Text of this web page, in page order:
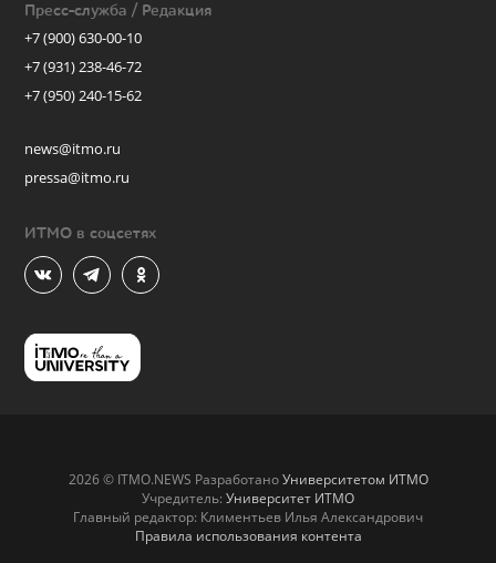
Пресс-служба / Редакция
+7 (900) 630-00-10
+7 (931) 238-46-72
+7 (950) 240-15-62
news@itmo.ru
pressa@itmo.ru
ИТМО в соцсетях
2026 © ITMO.NEWS РазработаноУниверситетом ИТМО
Учредитель: Университет ИТМО
Главный редактор: Климентьев Илья Александрович
Правила использования контента